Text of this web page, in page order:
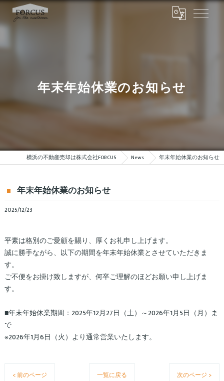
年末年始休業のお知らせ
横浜の不動産売却は株式会社FORCUS News 年末年始休業のお知らせ
年末年始休業のお知らせ
2025/12/23
平素は格別のご愛顧を賜り、厚くお礼申し上げます。
誠に勝手ながら、以下の期間を年末年始休業とさせていただきま
す。
ご不便をお掛け致しますが、何卒ご理解のほどお願い申し上げま
す。
■年末年始休業期間：2025年12月27日（土）～2026年1月5日（月）ま
で
※2026年1月6日（火）より通常営業いたします。
< 前のページ 一覧に戻る 次のページ >